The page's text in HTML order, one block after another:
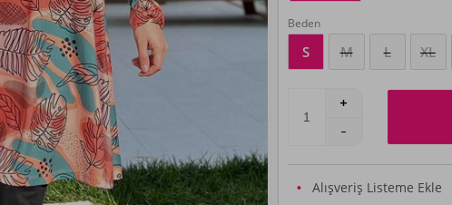
Beden
S M L XL
Alışveriş Listeme Ekle